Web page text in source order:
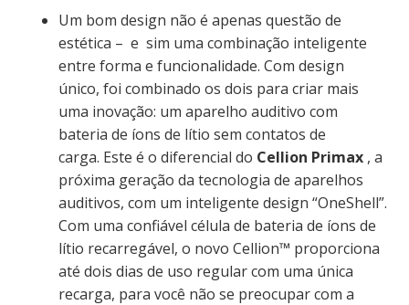
Um bom design não é apenas questão de
estética – e sim uma combinação inteligente
entre forma e funcionalidade. Com design
único, foi combinado os dois para criar mais
uma inovação: um aparelho auditivo com
bateria de íons de lítio sem contatos de
carga. Este é o diferencial do Cellion Primax, a
próxima geração da tecnologia de aparelhos
auditivos, com um inteligente design “OneShell”.
Com uma confiável célula de bateria de íons de
lítio recarregável, o novo Cellion™ proporciona
até dois dias de uso regular com uma única
recarga, para você não se preocupar com a